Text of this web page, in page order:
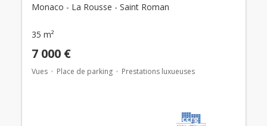
Monaco - La Rousse - Saint Roman
35 m²
7 000 €
Vues Place de parking Prestations luxueuses